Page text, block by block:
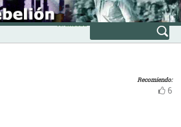
Avanzada
Recomiendo:
6